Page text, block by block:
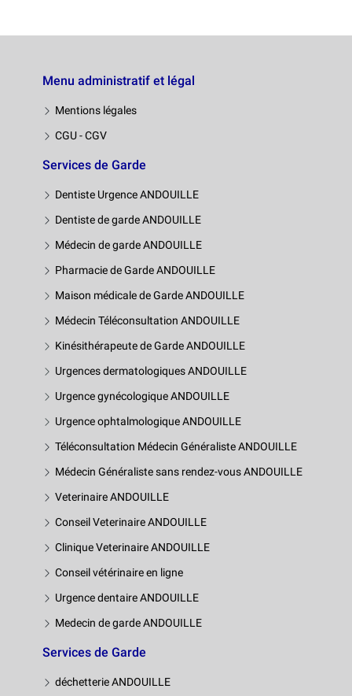
Menu administratif et légal
Mentions légales
CGU - CGV
Services de Garde
Dentiste Urgence ANDOUILLE
Dentiste de garde ANDOUILLE
Médecin de garde ANDOUILLE
Pharmacie de Garde ANDOUILLE
Maison médicale de Garde ANDOUILLE
Médecin Téléconsultation ANDOUILLE
Kinésithérapeute de Garde ANDOUILLE
Urgences dermatologiques ANDOUILLE
Urgence gynécologique ANDOUILLE
Urgence ophtalmologique ANDOUILLE
Téléconsultation Médecin Généraliste ANDOUILLE
Médecin Généraliste sans rendez-vous ANDOUILLE
Veterinaire ANDOUILLE
Conseil Veterinaire ANDOUILLE
Clinique Veterinaire ANDOUILLE
Conseil vétérinaire en ligne
Urgence dentaire ANDOUILLE
Medecin de garde ANDOUILLE
Services de Garde
déchetterie ANDOUILLE